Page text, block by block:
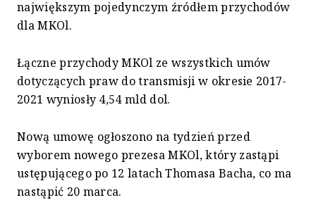
największym pojedynczym źródłem przychodów
dla MKOl.
Łączne przychody MKOl ze wszystkich umów
dotyczących praw do transmisji w okresie 2017-
2021 wyniosły 4,54 mld dol.
Nową umowę ogłoszono na tydzień przed
wyborem nowego prezesa MKOl, który zastąpi
ustępującego po 12 latach Thomasa Bacha, co ma
nastąpić 20 marca.